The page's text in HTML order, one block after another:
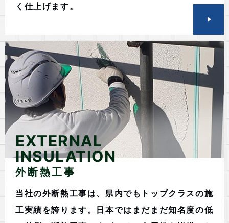
く仕上げます。
EXTERNAL
INSULATION
外断熱工事
当社の外断熱工事は、県内でもトップクラスの施
工実績を誇ります。日本ではまだまだ知名度の低